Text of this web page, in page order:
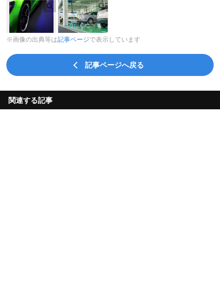
※画像の出典等は記事ページで表示しています
記事ページへ戻る
関連する記事